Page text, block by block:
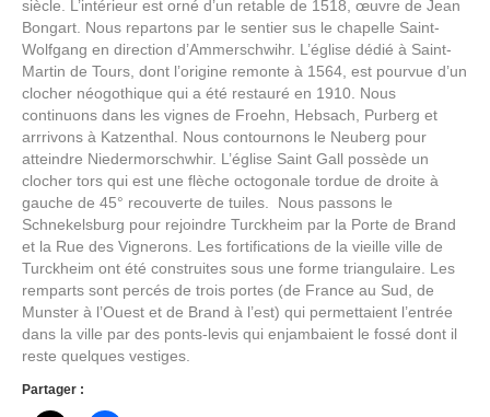
siècle. L’intérieur est orné d’un retable de 1518, œuvre de Jean
Bongart. Nous repartons par le sentier sus le chapelle Saint-
Wolfgang en direction d’Ammerschwihr. L’église dédié à Saint-
Martin de Tours, dont l’origine remonte à 1564, est pourvue d’un
clocher néogothique qui a été restauré en 1910. Nous
continuons dans les vignes de Froehn, Hebsach, Purberg et
arrrivons à Katzenthal. Nous contournons le Neuberg pour
atteindre Niedermorschwhir. L’église Saint Gall possède un
clocher tors qui est une flèche octogonale tordue de droite à
gauche de 45° recouverte de tuiles. Nous passons le
Schnekelsburg pour rejoindre Turckheim par la Porte de Brand
et la Rue des Vignerons. Les fortifications de la vieille ville de
Turckheim ont été construites sous une forme triangulaire. Les
remparts sont percés de trois portes (de France au Sud, de
Munster à l’Ouest et de Brand à l’est) qui permettaient l’entrée
dans la ville par des ponts-levis qui enjambaient le fossé dont il
reste quelques vestiges.
Partager :